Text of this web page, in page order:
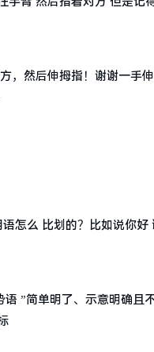
，然后伸拇指！谢谢一手
怎么 比划的？比如说你
语 ”简单明了、示意明确且